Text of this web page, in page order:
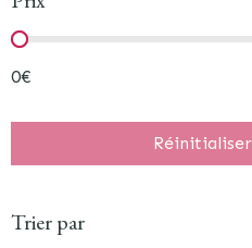
Prix
0€
Trier par